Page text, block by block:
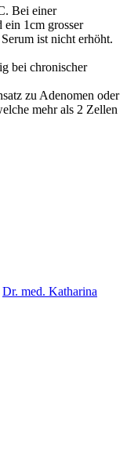
Bei einer
1cm grosser
ist nicht erhöht.
bei chronischer
zu Adenomen oder
mehr als 2 Zellen
Dr. med. Katharina